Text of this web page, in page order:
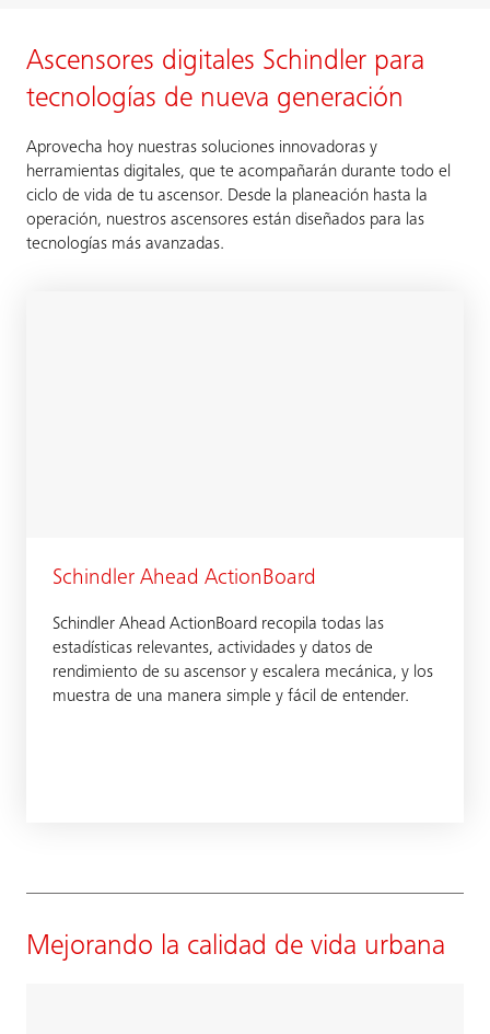
Ascensores digitales Schindler para
tecnologías de nueva generación
Aprovecha hoy nuestras soluciones innovadoras y
herramientas digitales, que te acompañarán durante todo el
ciclo de vida de tu ascensor. Desde la planeación hasta la
operación, nuestros ascensores están diseñados para las
tecnologías más avanzadas.
Schindler Ahead ActionBoard
Schindler Ahead ActionBoard recopila todas las
estadísticas relevantes, actividades y datos de
rendimiento de su ascensor y escalera mecánica, y los
muestra de una manera simple y fácil de entender.
Mejorando la calidad de vida urbana